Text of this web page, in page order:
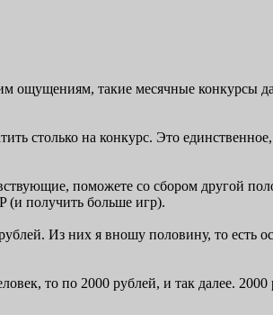
ощущениям, такие месячные конкурсы
столько на конкурс. Это
поможете со сбором другой
(и получить больше игр).
Из них я вношу половину, то есть
то по 2000 рублей, и так далее. 2000